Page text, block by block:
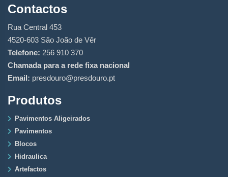
Contactos
Rua Central 453
4520-603 São João de Vêr
Telefone: 256 910 370
Chamada para a rede fixa nacional
Email: presdouro@presdouro.pt
Produtos
Pavimentos Aligeirados
Pavimentos
Blocos
Hidraulica
Artefactos